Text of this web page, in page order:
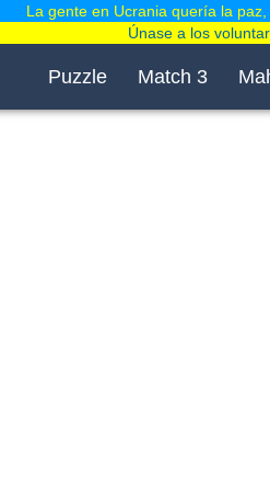
Puzzle Match 3
La gente en Ucrania quería la
Únase a los